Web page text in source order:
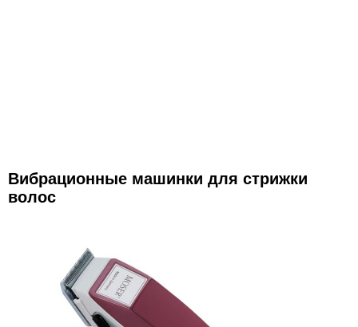
Вибрационные машинки для стрижки
волос